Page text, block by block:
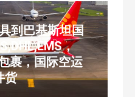
到巴基斯坦国
，
裹，国际空运
货